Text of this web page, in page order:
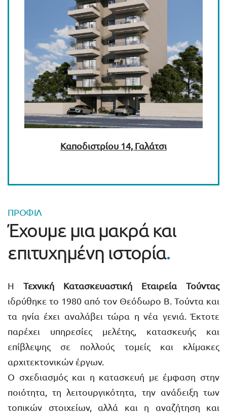
Καποδιστρίου 14, Γαλάτσι
ΠΡΟΦΊΛ
Έχουμε μια μακρά και
επιτυχημένη ιστορία.
Η Τεχνική Κατασκευαστική Εταιρεία Τούντας
ιδρύθηκε το 1980 από τον Θεόδωρο Β. Τούντα και
τα ηνία έχει αναλάβει τώρα η νέα γενιά. Έκτοτε
παρέχει υπηρεσίες μελέτης, κατασκευής και
επίβλεψης σε πολλούς τομείς και κλίμακες
αρχιτεκτονικών έργων.
Ο σχεδιασμός και η κατασκευή με έμφαση στην
ποιότητα, τη λειτουργικότητα, την ανάδειξη των
τοπικών στοιχείων, αλλά και η αναζήτηση και